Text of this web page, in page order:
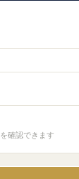
確認できます